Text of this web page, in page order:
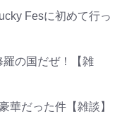
Fesに初めて行っ
の国だぜ！【雑
華だった件【雑談】